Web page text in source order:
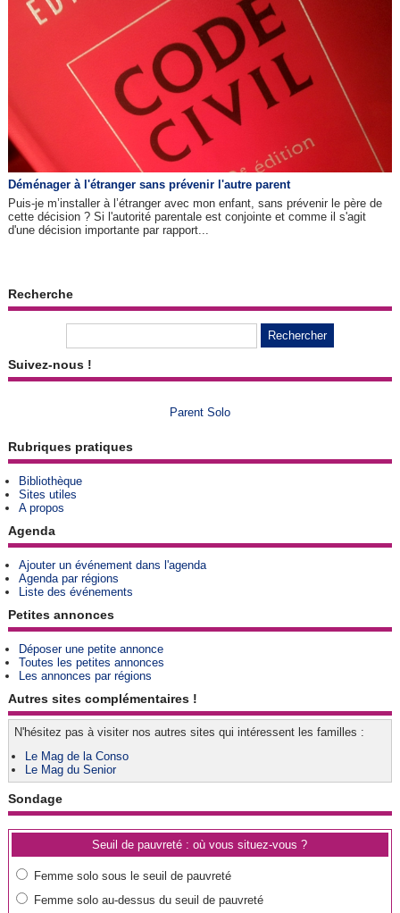
Déménager à l'étranger sans prévenir l'autre parent
Puis-je m’installer à l’étranger avec mon enfant, sans prévenir le père de
cette décision ? Si l'autorité parentale est conjointe et comme il s'agit
d'une décision importante par rapport...
Recherche
Suivez-nous !
Parent Solo
Rubriques pratiques
Bibliothèque
Sites utiles
A propos
Agenda
Ajouter un événement dans l'agenda
Agenda par régions
Liste des événements
Petites annonces
Déposer une petite annonce
Toutes les petites annonces
Les annonces par régions
Autres sites complémentaires !
N'hésitez pas à visiter nos autres sites qui intéressent les familles :
Le Mag de la Conso
Le Mag du Senior
Sondage
Seuil de pauvreté : où vous situez-vous ?
Femme solo sous le seuil de pauvreté
Femme solo au-dessus du seuil de pauvreté